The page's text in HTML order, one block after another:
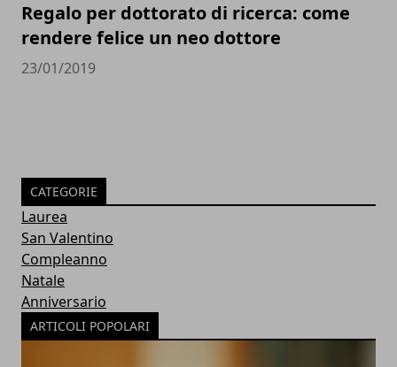
Regalo per dottorato di ricerca: come
rendere felice un neo dottore
23/01/2019
CATEGORIE
Laurea
San Valentino
Compleanno
Natale
Anniversario
ARTICOLI POPOLARI